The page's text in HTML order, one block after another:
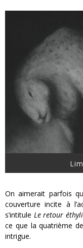
On aimerait parfois
couverture incite à
s’intitule Le retour
ce que la quatrième
intrigue.